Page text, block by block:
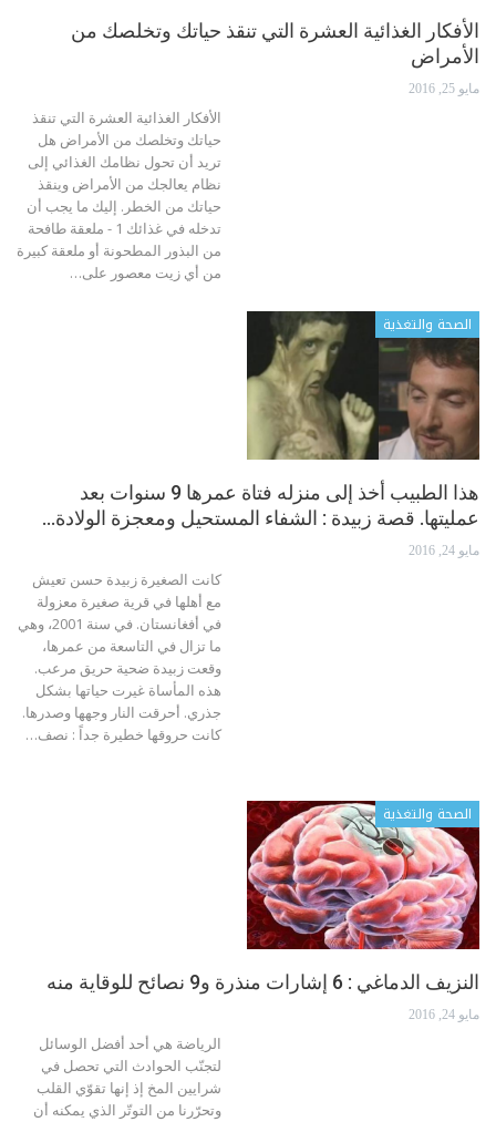
الأفكار الغذائية العشرة التي تنقذ حياتك وتخلصك من
الأمراض
مايو 25, 2016
الأفكار الغذائية العشرة التي تنقذ
حياتك وتخلصك من الأمراض هل
تريد أن تحول نظامك الغذائي إلى
نظام يعالجك من الأمراض وينقذ
حياتك من الخطر. إليك ما يجب أن
تدخله في غذائك 1 - ملعقة طافحة
من البذور المطحونة أو ملعقة كبيرة
من أي زيت معصور على…
الصحة والتغذية
هذا الطبيب أخذ إلى منزله فتاة عمرها 9 سنوات بعد
عمليتها. قصة زبيدة : الشفاء المستحيل ومعجزة الولادة…
مايو 24, 2016
كانت الصغيرة زبيدة حسن تعيش
مع أهلها في قرية صغيرة معزولة
في أفغانستان. في سنة 2001، وهي
ما تزال في التاسعة من عمرها،
وقعت زبيدة ضحية حريق مرعب.
هذه المأساة غيرت حياتها بشكل
جذري. أحرقت النار وجهها وصدرها.
كانت حروقها خطيرة جداً : نصف…
الصحة والتغذية
النزيف الدماغي : 6 إشارات منذرة و9 نصائح للوقاية منه
مايو 24, 2016
الرياضة هي أحد أفضل الوسائل
لتجنّب الحوادث التي تحصل في
شرايين المخ إذ إنها تقوّي القلب
وتحرّرنا من التوتّر الذي يمكنه أن